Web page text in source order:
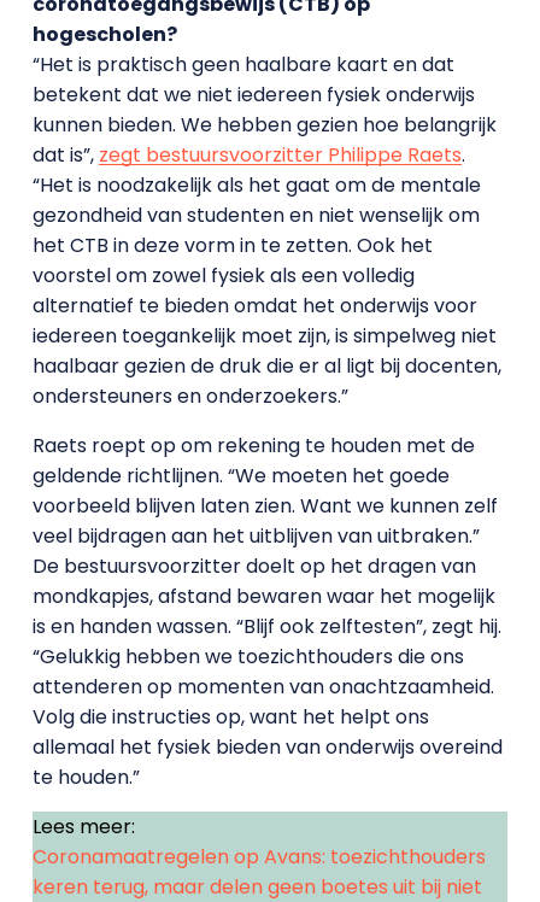
hogescholen?
“Het is praktisch geen haalbare kaart en dat
betekent dat we niet iedereen fysiek onderwijs
kunnen bieden. We hebben gezien hoe belangrijk
dat is”, zegt bestuursvoorzitter Philippe Raets.
“Het is noodzakelijk als het gaat om de mentale
gezondheid van studenten en niet wenselijk om
het CTB in deze vorm in te zetten. Ook het
voorstel om zowel fysiek als een volledig
alternatief te bieden omdat het onderwijs voor
iedereen toegankelijk moet zijn, is simpelweg niet
haalbaar gezien de druk die er al ligt bij docenten,
ondersteuners en onderzoekers.”
Raets roept op om rekening te houden met de
geldende richtlijnen. “We moeten het goede
voorbeeld blijven laten zien. Want we kunnen zelf
veel bijdragen aan het uitblijven van uitbraken.”
De bestuursvoorzitter doelt op het dragen van
mondkapjes, afstand bewaren waar het mogelijk
is en handen wassen. “Blijf ook zelftesten”, zegt hij.
“Gelukkig hebben we toezichthouders die ons
attenderen op momenten van onachtzaamheid.
Volg die instructies op, want het helpt ons
allemaal het fysiek bieden van onderwijs overeind
te houden.”
Lees meer:
Coronamaatregelen op Avans: toezichthouders
keren terug, maar delen geen boetes uit bij niet